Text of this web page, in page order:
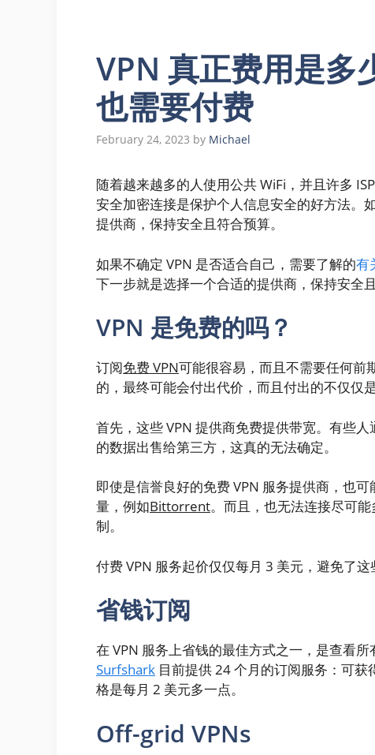
VPN 真正费用是多
也需要付费
February 24, 2023 by Michael
随着越来越多的人使用公共 WiFi，并且许多
安全加密连接是保护个人信息安全的好方法。
提供商，保持安全且符合预算。
如果不确定 VPN 是否适合自己，需要了解的有
下一步就是选择一个合适的提供商，保持安全且
VPN 是免费的吗？
订阅免费 VPN可能很容易，而且不需要任何前
的，最终可能会付出代价，而且付出的不仅仅是
首先，这些 VPN 提供商免费提供带宽。有些
的数据出售给第三方，这真的无法确定。
即使是信誉良好的免费 VPN 服务提供商，也
量，例如Bittorrent。而且，也无法连接尽可
制。
付费 VPN 服务起价仅仅每月 3 美元，避免了这
省钱订阅
在 VPN 服务上省钱的最佳方式之一，是查看
Surfshark 目前提供 24 个月的订阅服务：可
格是每月 2 美元多一点。
Off-grid VPNs